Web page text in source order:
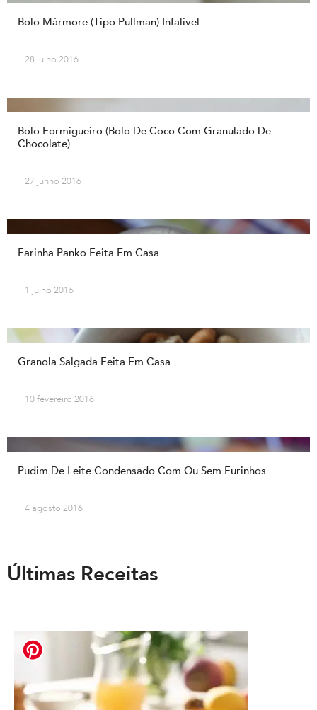
Bolo Mármore (tipo Pullman) Infalível
28 julho 2016
Bolo Formigueiro (Bolo De Coco Com Granulado De
Chocolate)
27 junho 2016
Farinha Panko Feita Em Casa
1 julho 2016
Granola Salgada Feita Em Casa
10 fevereiro 2016
Pudim De Leite Condensado Com Ou Sem Furinhos
4 agosto 2016
Últimas Receitas